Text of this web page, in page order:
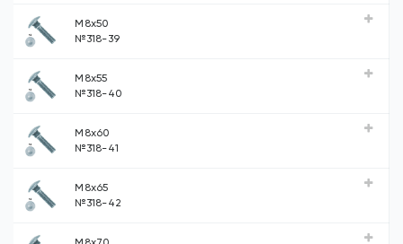
М8х50
№318-39
М8х55
№318-40
М8х60
№318-41
М8х65
№318-42